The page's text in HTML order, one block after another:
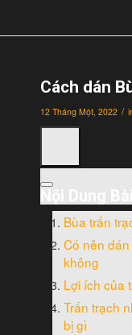
Cách dán
12 Tháng Một, 2022 /
Bùa trấn
Có nên
không
Lợi ích của
Trấn trạch
bị gì